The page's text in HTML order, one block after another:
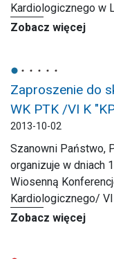
Kardiologicznego w
Zobacz więcej
Zaproszenie do
WK PTK /VI K
2013-10-02
Szanowni Państwo,
organizuje w dniach
Wiosenną
Kardiologicznego/ VI
Zobacz więcej